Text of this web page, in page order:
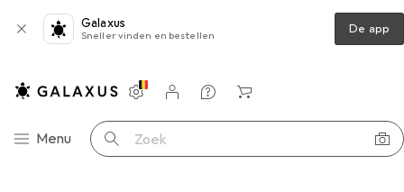
Galaxus
Sneller vinden en bestellen De app
Categorie navigatie
Menu Zoek op
Instellingen
Klantenaccount
Produktvergelijking
Verlanglijstje
Winkelmandje